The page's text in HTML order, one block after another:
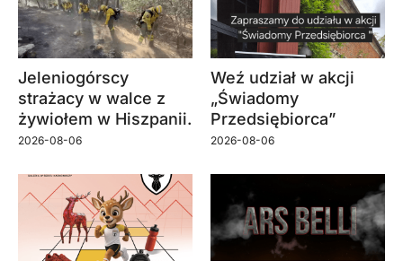
Jeleniogórscy
strażacy w walce z
żywiołem w Hiszpanii.
2026-08-06
Weź udział w akcji
„Świadomy
Przedsiębiorca”
2026-08-06